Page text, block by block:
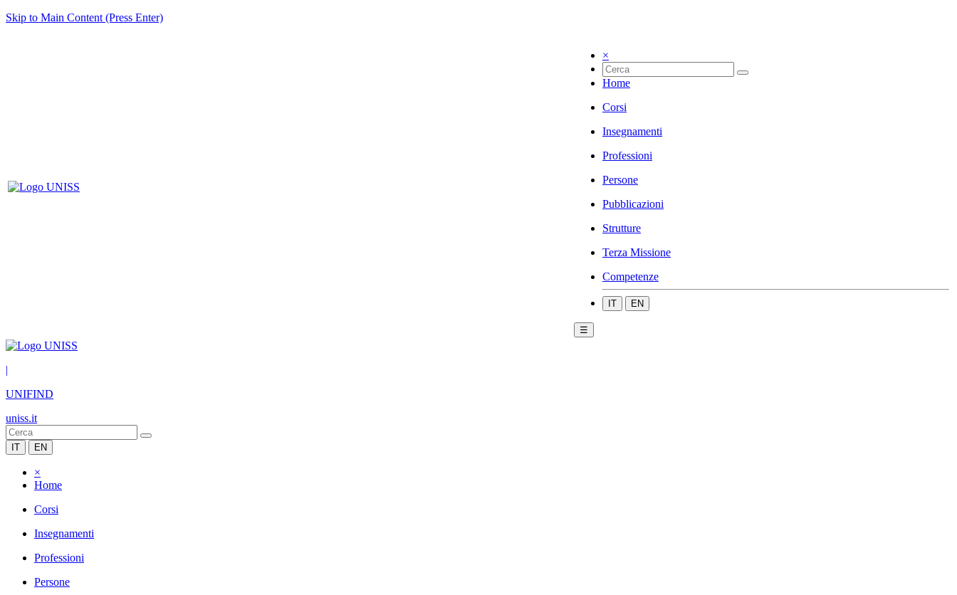
Skip to Main Content (Press Enter)
×
Home
Corsi
Insegnamenti
Professioni
Persone
Pubblicazioni
Strutture
Terza Missione
Competenze
IT EN
☰
|
UNIFIND
uniss.it
IT EN
×
Home
Corsi
Insegnamenti
Professioni
Persone